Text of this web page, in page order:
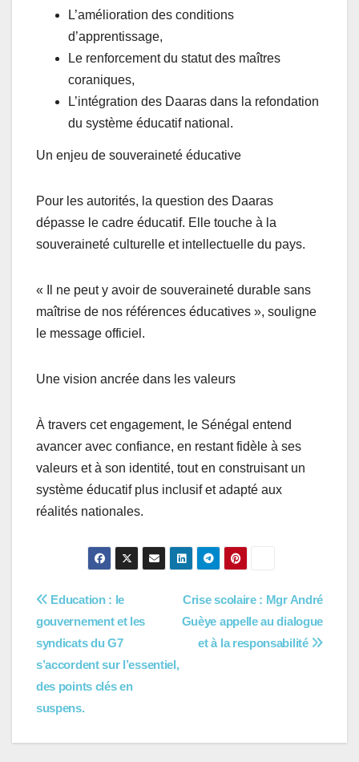
L’amélioration des conditions
d’apprentissage,
Le renforcement du statut des maîtres
coraniques,
L’intégration des Daaras dans la refondation
du système éducatif national.
Un enjeu de souveraineté éducative
Pour les autorités, la question des Daaras
dépasse le cadre éducatif. Elle touche à la
souveraineté culturelle et intellectuelle du pays.
« Il ne peut y avoir de souveraineté durable sans
maîtrise de nos références éducatives », souligne
le message officiel.
Une vision ancrée dans les valeurs
À travers cet engagement, le Sénégal entend
avancer avec confiance, en restant fidèle à ses
valeurs et à son identité, tout en construisant un
système éducatif plus inclusif et adapté aux
réalités nationales.
Navigation
de
l’article
Crise scolaire : Mgr André
Guèye appelle au dialogue
et à la responsabilité
Education : le
gouvernement et les
syndicats du G7
s’accordent sur l’essentiel,
des points clés en
suspens.